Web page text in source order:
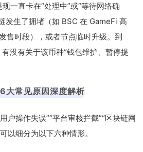
一直卡在“处理中”或“等待网络确
发生了拥堵（如 BSC 在 GameFi 高
售时段），或者节点临时升级。到
没有关于该币种“钱包维护、暂停提
大常见原因深度解析
户操作失误”“平台审核拦截”“区块链网
以细分为以下六种情形。